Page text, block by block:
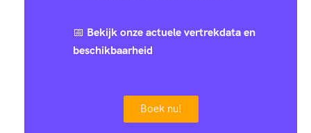
📅 Bekijk onze actuele vertrekdata en
beschikbaarheid
Boek nu!